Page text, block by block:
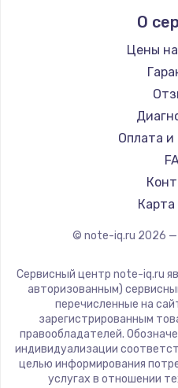
Ремонт
Ремонт
Ремонт
Ремонт
Ремонт
Ремонт
Ремонт
О
Цены
Оплата и
Карта
© note-iq.ru 2026 —
Сервисный центр note-iq.ru
авторизованным)
перечисленные на
зарегистрированным
правообладателей.
индивидуализации
целью информирования
услугах в отношении